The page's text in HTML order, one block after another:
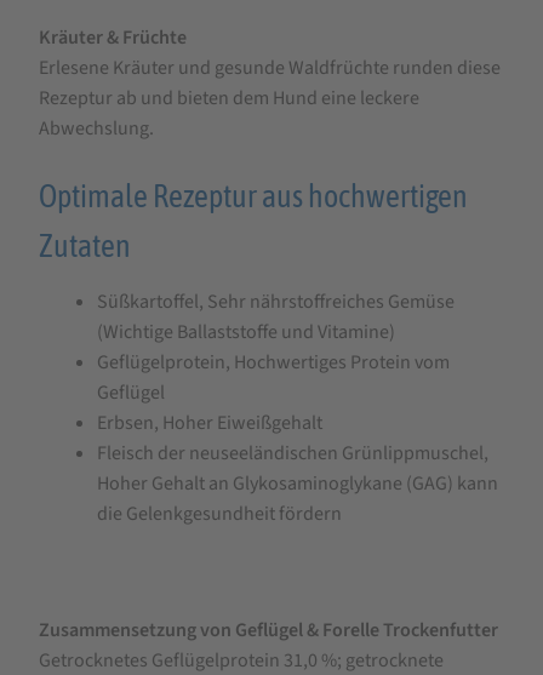
Kräuter & Früchte
Erlesene Kräuter und gesunde Waldfrüchte runden diese
Rezeptur ab und bieten dem Hund eine leckere
Abwechslung.
Optimale Rezeptur aus hochwertigen
Zutaten
Süßkartoffel, Sehr nährstoffreiches Gemüse
(Wichtige Ballaststoffe und Vitamine)
Geflügelprotein, Hochwertiges Protein vom
Geflügel
Erbsen, Hoher Eiweißgehalt
Fleisch der neuseeländischen Grünlippmuschel,
Hoher Gehalt an Glykosaminoglykane (GAG) kann
die Gelenkgesundheit fördern
Zusammensetzung von Geflügel & ForelleTrockenfutter
Getrocknetes Geflügelprotein 31,0 %; getrocknete